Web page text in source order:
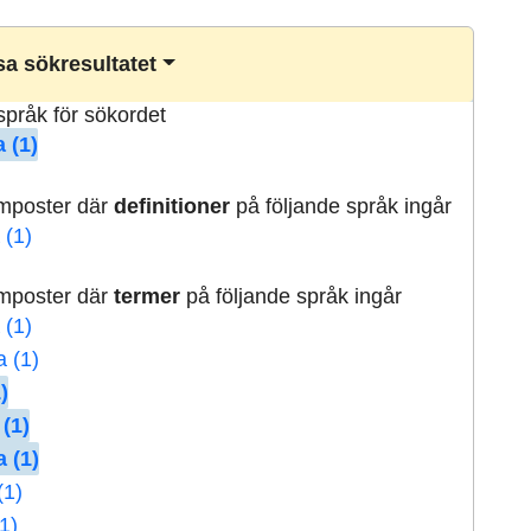
sökresultatet
för sökordet
(1)
därdefinitioner på följande språk ingår
(1)
därtermer på följande språk ingår
(1)
(1)
(1)